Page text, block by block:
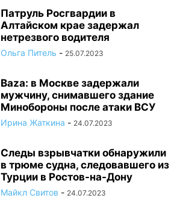
Патруль Росгвардии в
Алтайском крае задержал
нетрезвого водителя
Ольга Питель - 25.07.2023
Baza: в Москве задержали
мужчину, снимавшего здание
Минобороны после атаки ВСУ
Ирина Жаткина - 24.07.2023
Следы взрывчатки обнаружили
в трюме судна, следовавшего из
Турции в Ростов-на-Дону
Майкл Свитов - 24.07.2023